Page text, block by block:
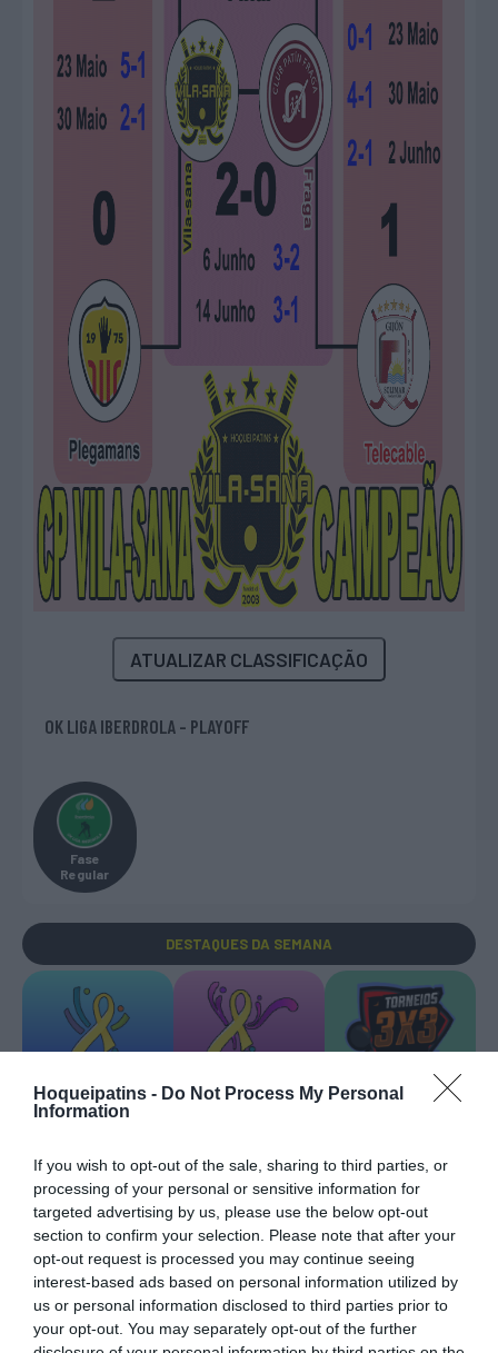
Hoqueipatins - Do Not Process My Personal
Information
If you wish to opt-out of the sale, sharing to third parties, or
processing of your personal or sensitive information for
targeted advertising by us, please use the below opt-out
section to confirm your selection. Please note that after your
opt-out request is processed you may continue seeing
interest-based ads based on personal information utilized by
us or personal information disclosed to third parties prior to
your opt-out. You may separately opt-out of the further
ATUALIZAR CLASSIFICAÇÃO
OK LIGA IBERDROLA - PLAYOFF
Fase
Regular
DESTAQUES DA SEMANA
EURO U17 MASC. EURO U17 FEM. TORNEIOS 3x3
TRANSFERÊNCIAS - ÉPOCA 2026/27